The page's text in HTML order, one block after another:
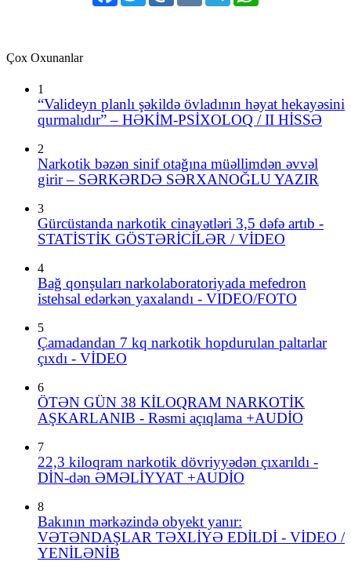
Çox Oxunanlar
1
“Valideyn planlı şəkildə övladının həyat hekayəsini
qurmalıdır” – HƏKİM-PSİXOLOQ / II HİSSƏ
2
Narkotik bəzən sinif otağına müəllimdən əvvəl
girir – SƏRKƏRDƏ SƏRXANOĞLU YAZIR
3
Gürcüstanda narkotik cinayətləri 3,5 dəfə artıb -
STATİSTİK GÖSTƏRİCİLƏR / VİDEO
4
Bağ qonşuları narkolaboratoriyada mefedron
istehsal edərkən yaxalandı - VIDEO/FOTO
5
Çamadandan 7 kq narkotik hopdurulan paltarlar
çıxdı - VİDEO
6
ÖTƏN GÜN 38 KİLOQRAM NARKOTİK
AŞKARLANIB - Rəsmi açıqlama +AUDİO
7
22,3 kiloqram narkotik dövriyyədən çıxarıldı -
DİN-dən ƏMƏLİYYAT +AUDİO
8
Bakının mərkəzində obyekt yanır:
VƏTƏNDAŞLAR TƏXLİYƏ EDİLDİ - VİDEO /
YENİLƏNİB